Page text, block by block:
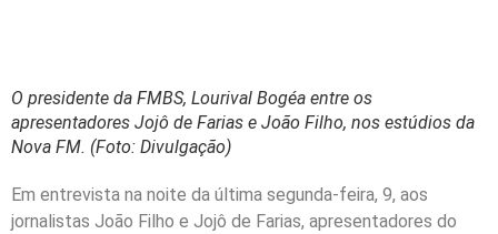
O presidente da FMBS, Lourival Bogéa entre os
apresentadores Jojô de Farias e João Filho, nos estúdios da
Nova FM. (Foto: Divulgação)
Em entrevista na noite da última segunda-feira, 9, aos
jornalistas João Filho e Jojô de Farias, apresentadores do